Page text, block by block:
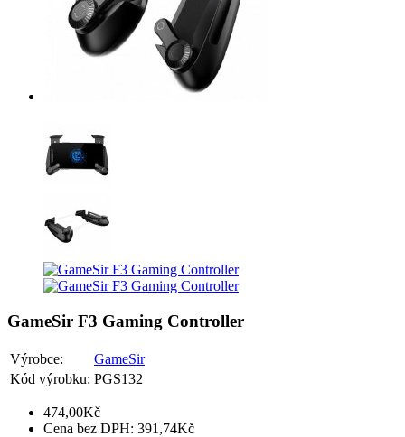
GameSir F3 Gaming Controller
Výrobce:
GameSir
Kód výrobku: PGS132
474,00Kč
Cena bez DPH: 391,74Kč